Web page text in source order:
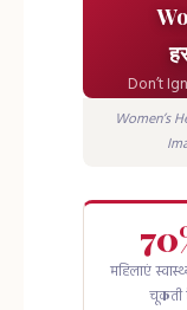
Don’t
Women’s
महिलाएं
चूकती